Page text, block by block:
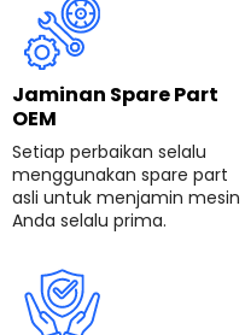
Jaminan Spare Part
OEM
Setiap perbaikan selalu
menggunakan spare part
asli untuk menjamin mesin
Anda selalu prima.